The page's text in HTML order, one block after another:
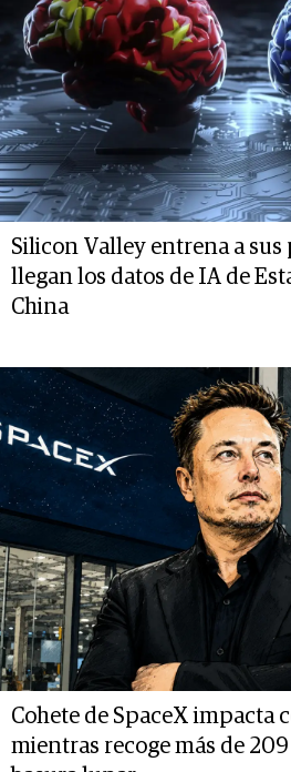
Silicon Valley entrena a sus
llegan los datos de IA de
China
Cohete de SpaceX impacta
mientras recoge más de